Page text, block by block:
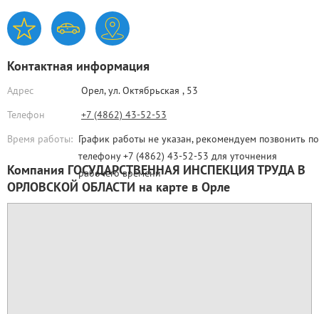
Контактная информация
Адрес Орел,ул. Октябрьская , 53
Телефон
+7 (4862) 43-52-53
Время работы: График работы не указан, рекомендуем позвонить по
телефону +7 (4862) 43-52-53 для уточнения
рабочего времени
Компания ГОСУДАРСТВЕННАЯ ИНСПЕКЦИЯ ТРУДА В
ОРЛОВСКОЙ ОБЛАСТИ на карте в Орле